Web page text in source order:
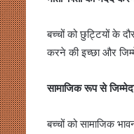
बच्चों को छुट्टियों के
करने की इच्छा और
सामाजिक रूप से
बच्चों को सामाजिक